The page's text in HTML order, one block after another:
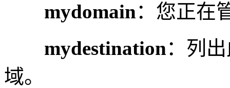
mydomain：您正在
mydestination：列
域。